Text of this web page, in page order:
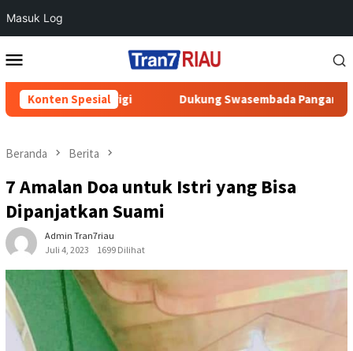
Masuk Log
ke
Mobile
Konten Spesial
Dukung Swasembada Pangan, Polres Inhu Pantau
Beranda Berita
7 Amalan Doa untuk Istri yang Bisa
Dipanjatkan Suami
Admin Tran7riau
Juli 4, 2023
1699 Dilihat